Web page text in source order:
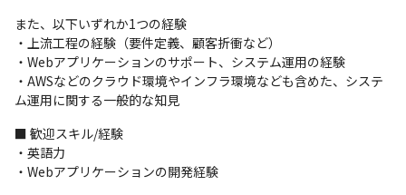
また、以下いずれか1つの経験
・上流工程の経験（要件定義、顧客折衝など）
・Webアプリケーションのサポート、システム運用の経験
・AWSなどのクラウド環境やインフラ環境なども含めた、システ
ム運用に関する一般的な知見
■ 歓迎スキル/経験
・英語力
・Webアプリケーションの開発経験